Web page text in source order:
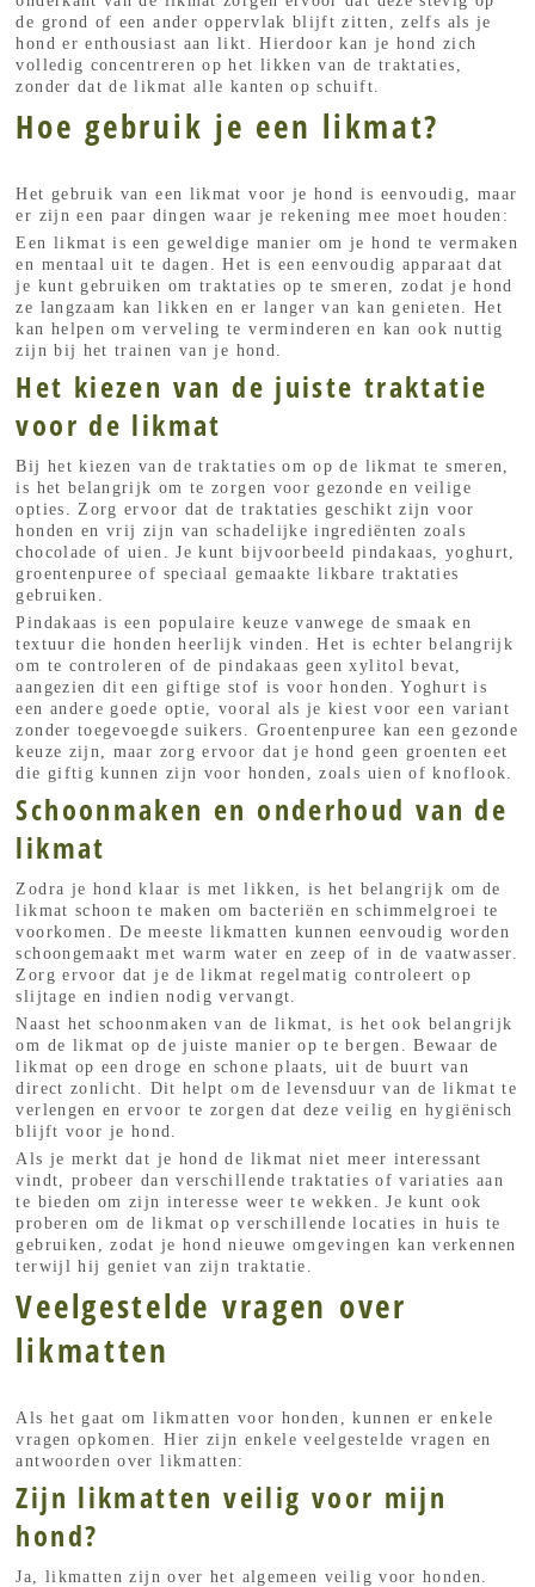
de grond of een ander oppervlak blijft zitten, zelfs als je
hond er enthousiast aan likt. Hierdoor kan je hond zich
volledig concentreren op het likken van de traktaties,
zonder dat de likmat alle kanten op schuift.
Hoe gebruik je een likmat?
Het gebruik van een likmat voor je hond is eenvoudig, maar
er zijn een paar dingen waar je rekening mee moet houden:
Een likmat is een geweldige manier om je hond te vermaken
en mentaal uit te dagen. Het is een eenvoudig apparaat dat
je kunt gebruiken om traktaties op te smeren, zodat je hond
ze langzaam kan likken en er langer van kan genieten. Het
kan helpen om verveling te verminderen en kan ook nuttig
zijn bij het trainen van je hond.
Het kiezen van de juiste traktatie
voor de likmat
Bij het kiezen van de traktaties om op de likmat te smeren,
is het belangrijk om te zorgen voor gezonde en veilige
opties. Zorg ervoor dat de traktaties geschikt zijn voor
honden en vrij zijn van schadelijke ingrediënten zoals
chocolade of uien. Je kunt bijvoorbeeld pindakaas, yoghurt,
groentenpuree of speciaal gemaakte likbare traktaties
gebruiken.
Pindakaas is een populaire keuze vanwege de smaak en
textuur die honden heerlijk vinden. Het is echter belangrijk
om te controleren of de pindakaas geen xylitol bevat,
aangezien dit een giftige stof is voor honden. Yoghurt is
een andere goede optie, vooral als je kiest voor een variant
zonder toegevoegde suikers. Groentenpuree kan een gezonde
keuze zijn, maar zorg ervoor dat je hond geen groenten eet
die giftig kunnen zijn voor honden, zoals uien of knoflook.
Schoonmaken en onderhoud van de
likmat
Zodra je hond klaar is met likken, is het belangrijk om de
likmat schoon te maken om bacteriën en schimmelgroei te
voorkomen. De meeste likmatten kunnen eenvoudig worden
schoongemaakt met warm water en zeep of in de vaatwasser.
Zorg ervoor dat je de likmat regelmatig controleert op
slijtage en indien nodig vervangt.
Naast het schoonmaken van de likmat, is het ook belangrijk
om de likmat op de juiste manier op te bergen. Bewaar de
likmat op een droge en schone plaats, uit de buurt van
direct zonlicht. Dit helpt om de levensduur van de likmat te
verlengen en ervoor te zorgen dat deze veilig en hygiënisch
blijft voor je hond.
Als je merkt dat je hond de likmat niet meer interessant
vindt, probeer dan verschillende traktaties of variaties aan
te bieden om zijn interesse weer te wekken. Je kunt ook
proberen om de likmat op verschillende locaties in huis te
gebruiken, zodat je hond nieuwe omgevingen kan verkennen
terwijl hij geniet van zijn traktatie.
Veelgestelde vragen over
likmatten
Als het gaat om likmatten voor honden, kunnen er enkele
vragen opkomen. Hier zijn enkele veelgestelde vragen en
antwoorden over likmatten:
Zijn likmatten veilig voor mijn
hond?
Ja, likmatten zijn over het algemeen veilig voor honden.